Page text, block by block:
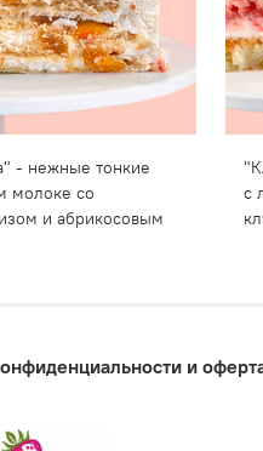
- нежные тонкие
молоке со
и абрикосовым
с
и